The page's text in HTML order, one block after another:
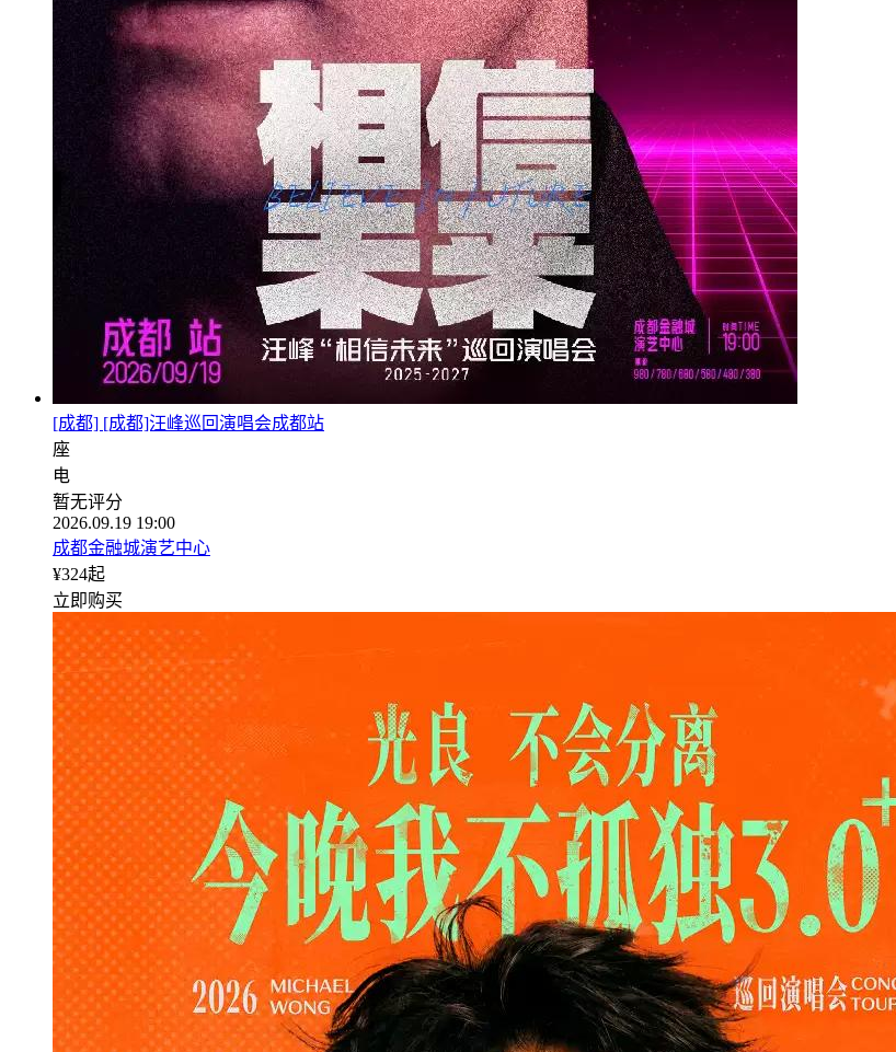
[成都] [成都]汪峰巡回演唱会成都站
座
电
暂无评分
2026.09.19 19:00
成都金融城演艺中心
¥324起
立即购买